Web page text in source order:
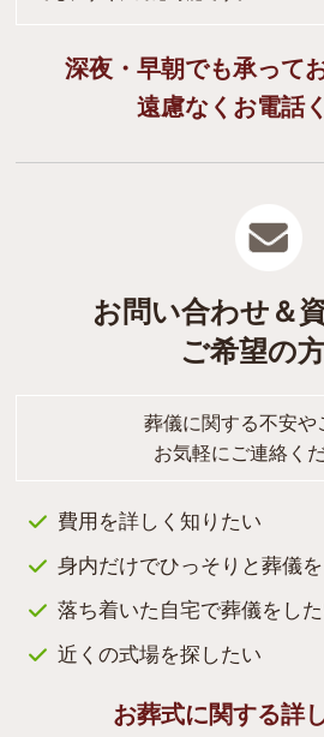
深夜・早朝でも承って
遠慮なくお電話
お問い合わせ＆
ご希望の
葬儀に関する不安や
お気軽にご連絡くだ
費用を詳しく知りたい
身内だけでひっそりと葬儀
落ち着いた自宅で葬儀をし
近くの式場を探したい
お葬式に関する詳